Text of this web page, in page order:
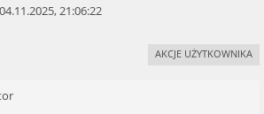
21:06:22
AKCJE UŻYTKOWNIKA